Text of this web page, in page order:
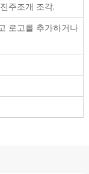
주조개 조각.
로고를 추가하거나